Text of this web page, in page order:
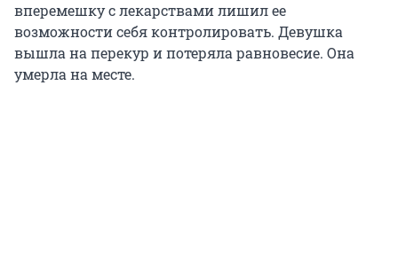
вперемешку с лекарствами лишил ее
возможности себя контролировать. Девушка
вышла на перекур и потеряла равновесие. Она
умерла на месте.